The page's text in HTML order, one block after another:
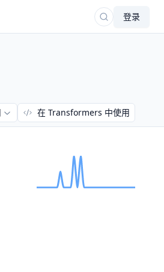
登录
在 Transformers 中使用